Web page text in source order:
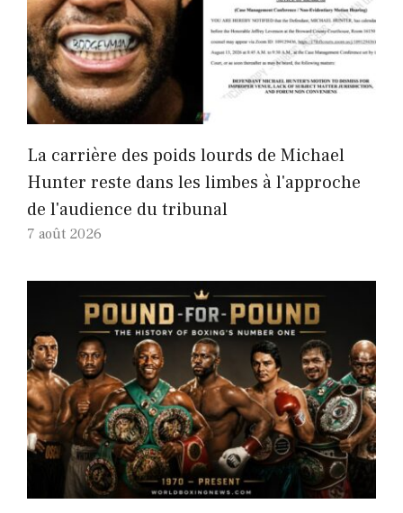
La carrière des poids lourds de Michael
Hunter reste dans les limbes à l'approche
de l'audience du tribunal
7 août 2026